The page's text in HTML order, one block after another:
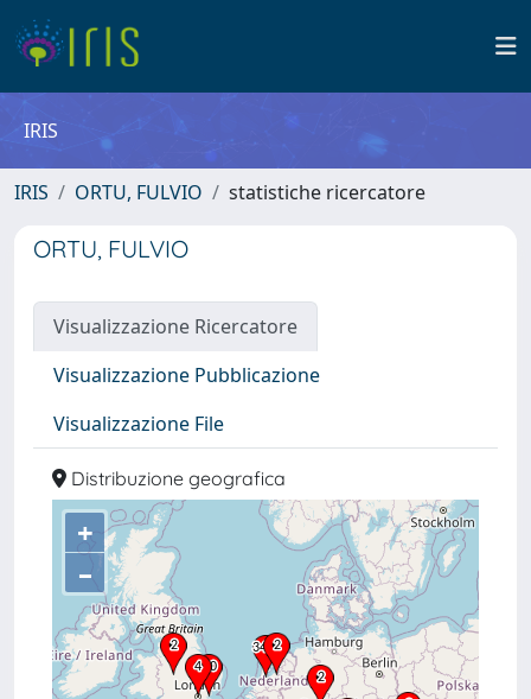
IRIS
IRIS ORTU, FULVIO statistiche ricercatore
ORTU, FULVIO
Visualizzazione Ricercatore
Visualizzazione Pubblicazione
Visualizzazione File
Distribuzione geografica
+
–